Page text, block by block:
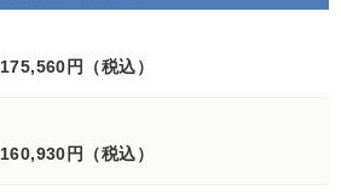
175,560円（税込）
160,930円（税込）